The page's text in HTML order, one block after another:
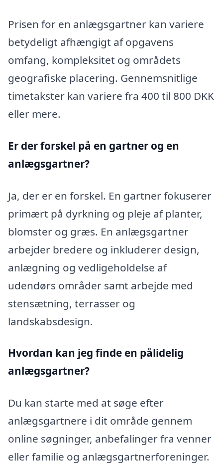
Prisen for en anlægsgartner kan variere
betydeligt afhængigt af opgavens
omfang, kompleksitet og områdets
geografiske placering. Gennemsnitlige
timetakster kan variere fra 400 til 800 DKK
eller mere.
Er der forskel på en gartner og en
anlægsgartner?
Ja, der er en forskel. En gartner fokuserer
primært på dyrkning og pleje af planter,
blomster og græs. En anlægsgartner
arbejder bredere og inkluderer design,
anlægning og vedligeholdelse af
udendørs områder samt arbejde med
stensætning, terrasser og
landskabsdesign.
Hvordan kan jeg finde en pålidelig
anlægsgartner?
Du kan starte med at søge efter
anlægsgartnere i dit område gennem
online søgninger, anbefalinger fra venner
eller familie og anlægsgartnerforeninger.